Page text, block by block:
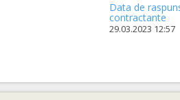
Data de
contractante
29.03.2023 12:57